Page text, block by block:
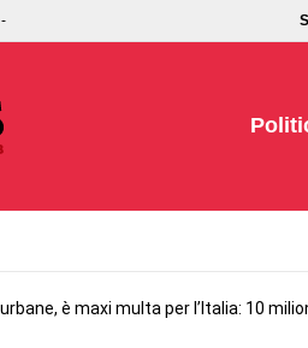
-
è maxi multa per l’Italia: 10